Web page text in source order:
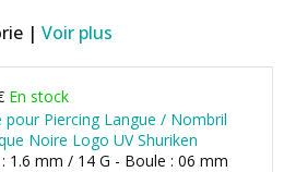
| Voir plus
En stock
pour Piercing Langue / Nombril
Noire Logo UV Shuriken
1.6 mm / 14 G - Boule : 06 mm